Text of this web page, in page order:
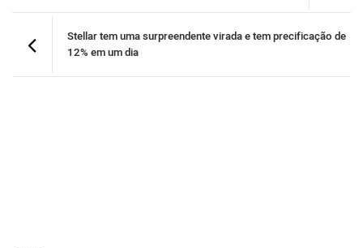
Stellar tem uma surpreendente virada e tem precificação de
12% em um dia